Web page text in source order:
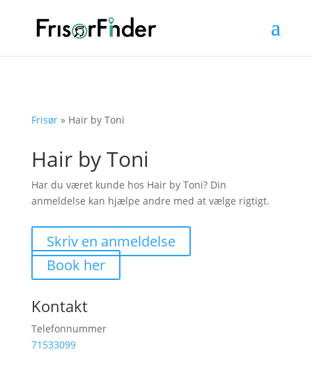
Frisør» Hair by Toni
Hair by Toni
Har du været kunde hos Hair by Toni? Din
anmeldelse kan hjælpe andre med at vælge rigtigt.
Skriv en anmeldelse
Book her
Kontakt
Telefonnummer
71533099